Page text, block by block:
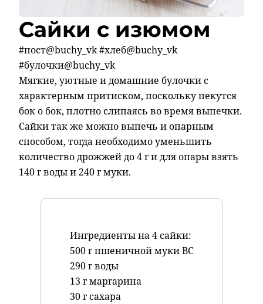
Сайки с изюмом
#пост@buchy_vk #хлеб@buchy_vk
#булочки@buchy_vk
Мягкие, уютные и домашние булочки с
характерным притиском, поскольку пекутся
бок о бок, плотно слипаясь во время выпечки.
Сайки так же можно выпечь и опарным
способом, тогда необходимо уменьшить
количество дрожжей до 4 г и для опары взять
140 г воды и 240 г муки.
Ингредиенты на 4 сайки:
500 г пшеничной муки ВС
290 г воды
13 г маргарина
30 г сахара